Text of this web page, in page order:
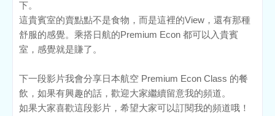
下。
這貴賓室的賣點點不是食物，而是這裡的View，還有那種
舒服的感覺。乘搭日航的Premium Econ 都可以入貴賓
室，感覺就是賺了。
下一段影片我會分享日本航空 Premium Econ Class 的餐
飲，如果有興趣的話，歡迎大家繼續留意我的頻道。
如果大家喜歡這段影片，希望大家可以訂閱我的頻道哦！